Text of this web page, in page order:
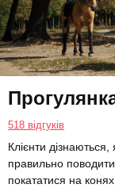
518 відгуків
Клієнти дізнаються,
правильно
покататися на